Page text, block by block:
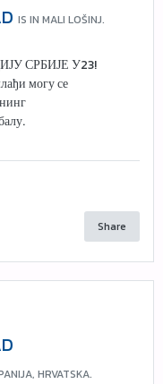
IS IN MALI LOŠINJ.
СРБИЈЕ У23!
могу се
Share
HRVATSKA.